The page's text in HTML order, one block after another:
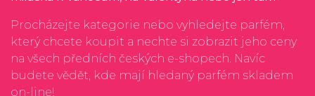
Procházejte kategorie nebo vyhledejte parfém,
který chcete koupit a nechte si zobrazit jeho ceny
na všech předních českých e-shopech. Navíc
budete vědět, kde mají hledaný parfém skladem
on-line!